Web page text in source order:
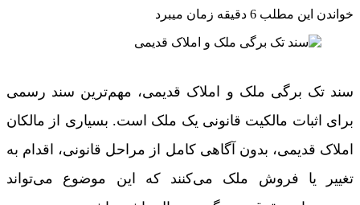
خواندن این مطلب 6 دقیقه زمان میبرد
سند تک برگی ملک و املاک قدیمی، مهم‌ترین سند رسمی
برای اثبات مالکیت قانونی یک ملک است. بسیاری از مالکان
املاک قدیمی، بدون آگاهی کامل از مراحل قانونی، اقدام به
تغییر یا فروش ملک می‌کنند که این موضوع می‌تواند